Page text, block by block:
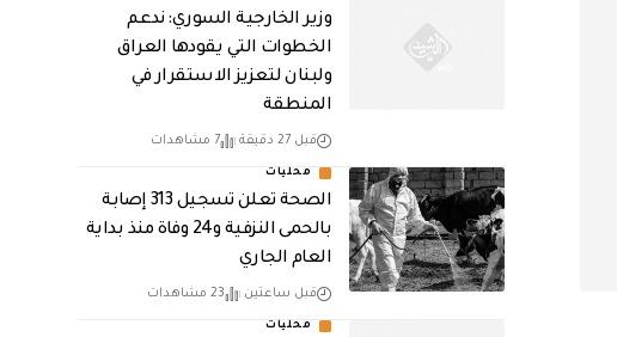
وزير الخارجية السوري: ندعم
الخطوات التي يقودها العراق
ولبنان لتعزيز الاستقرار في
المنطقة
قبل 27 دقيقة 7 مشاهدات
محليات
الصحة تعلن تسجيل 313 إصابة
بالحمى النزفية و24 وفاة منذ بداية
العام الجاري
قبل ساعتين 23 مشاهدات
محليات